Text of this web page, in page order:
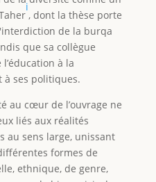
i
, dont la thèse porte
de la burqa
que sa collègue
à la
à ses politiques.
au cœur de l’ouvrage ne
liés aux réalités
au sens large, unissant
formes de
ethnique, de genre,